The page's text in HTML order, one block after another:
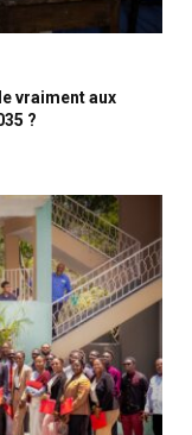
vraiment aux
?